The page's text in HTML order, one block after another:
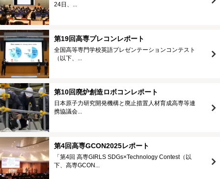
24日、...
第19回高専プレコンレポート
全国高等専門学校英語プレゼンテーションコンテスト
（以下、...
第10回廃炉創造ロボコンレポート
日本原子力研究開発機構と廃止措置人材育成高専等連
携協議会...
第4回高専GCON2025レポート
「第4回 高専GIRLS SDGs×Technology Contest（以
下、高専GCON...